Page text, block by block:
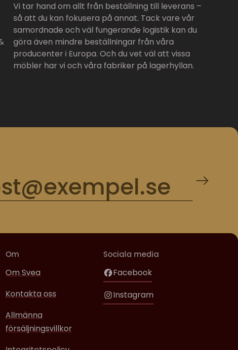
Vi tar hand om allt från beställning till leverans –
så att du kan fokusera på annat. Tack vare vår
samordnade och väl fungerande logistik kan du
göra även mindre beställningar från våra
producenter i Europa. Och du vet väl att vissa
möbler har vi och våra fabriker på lagerhyllan.
Om
Om Svea
Kontakta oss
Allmänna
försäljningsvillkor
Sociala media
Facebook
Instagram